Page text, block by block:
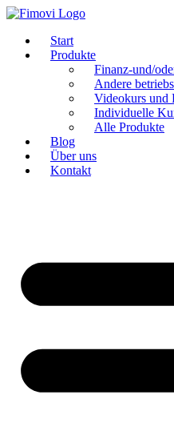
Zum
springen
Start
Produkte
Finanz-und/
Andere
Videokurs und
Individuelle
Alle Produkte
Blog
Über uns
Kontakt